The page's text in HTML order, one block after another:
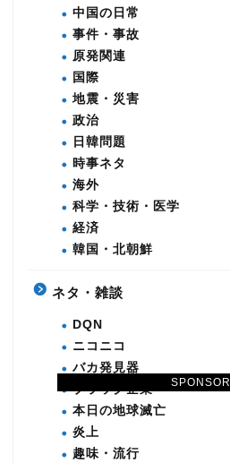
SPONSOR
中国の日常
事件・事故
原発関連
国際
地震・災害
政治
日韓問題
時事ネタ
海外
科学・技術・医学
経済
韓国・北朝鮮
ネタ・雑談
DQN
ニコニコ
バカ発見器
ブラック企業
本日の地球滅亡
炎上
趣味・流行